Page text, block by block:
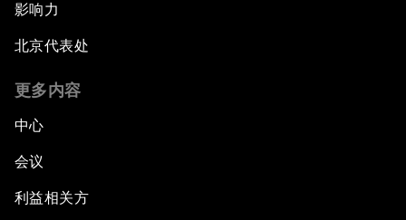
影响力
北京代表处
更多内容
中心
会议
利益相关方